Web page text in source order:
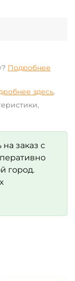
Подробнее
здесь.
заказ с
город.